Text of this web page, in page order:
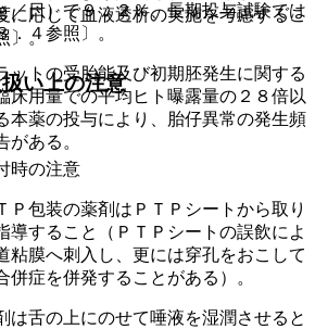
／日）で９．２％、長期投与試験では
．４参照〕。
トの受胎能及び初期胚発生に関する
床用量での平均ヒト曝露量の２８倍以
本薬の投与により、胎仔異常の発生頻
がある。
に応じて血液透析の実施を考慮するこ
〕。
い上の注意
時の注意
包装の薬剤はＰＴＰシートから取り
導すること（ＰＴＰシートの誤飲によ
粘膜へ刺入し、更には穿孔をおこして
併症を併発することがある）。
舌の上にのせて唾液を湿潤させると